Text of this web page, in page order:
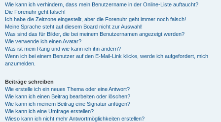
Wie kann ich verhindern, dass mein Benutzername in der Online-Liste auftaucht?
Die Forenuhr geht falsch!
Ich habe die Zeitzone eingestellt, aber die Forenuhr geht immer noch falsch!
Meine Sprache steht auf diesem Board nicht zur Auswahl!
Was sind das für Bilder, die bei meinem Benutzernamen angezeigt werden?
Wie verwende ich einen Avatar?
Was ist mein Rang und wie kann ich ihn ändern?
Wenn ich bei einem Benutzer auf den E-Mail-Link klicke, werde ich aufgefordert, mich
anzumelden.
Beiträge schreiben
Wie erstelle ich ein neues Thema oder eine Antwort?
Wie kann ich einen Beitrag bearbeiten oder löschen?
Wie kann ich meinem Beitrag eine Signatur anfügen?
Wie kann ich eine Umfrage erstellen?
Wieso kann ich nicht mehr Antwortmöglichkeiten erstellen?